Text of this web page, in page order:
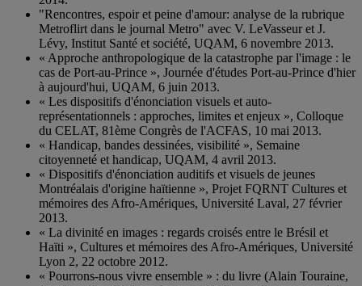
"Rencontres, espoir et peine d'amour: analyse de la rubrique
Metroflirt dans le journal Metro" avec V. LeVasseur et J.
Lévy, Institut Santé et société, UQAM, 6 novembre 2013.
« Approche anthropologique de la catastrophe par l'image : le
cas de Port-au-Prince », Journée d'études Port-au-Prince d'hier
à aujourd'hui, UQAM, 6 juin 2013.
« Les dispositifs d'énonciation visuels et auto-
représentationnels : approches, limites et enjeux », Colloque
du CELAT, 81ème Congrès de l'ACFAS, 10 mai 2013.
« Handicap, bandes dessinées, visibilité », Semaine
citoyenneté et handicap, UQAM, 4 avril 2013.
« Dispositifs d'énonciation auditifs et visuels de jeunes
Montréalais d'origine haïtienne », Projet FQRNT Cultures et
mémoires des Afro-Amériques, Université Laval, 27 février
2013.
« La divinité en images : regards croisés entre le Brésil et
Haïti », Cultures et mémoires des Afro-Amériques, Université
Lyon 2, 22 octobre 2012.
« Pourrons-nous vivre ensemble » : du livre (Alain Touraine,